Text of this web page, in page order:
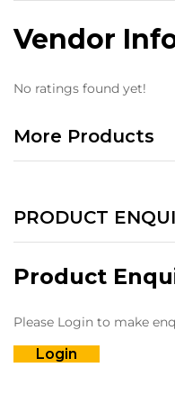
Vendor
No ratings found yet!
More Products
PRODUCT
Product
Please Login to make
Login